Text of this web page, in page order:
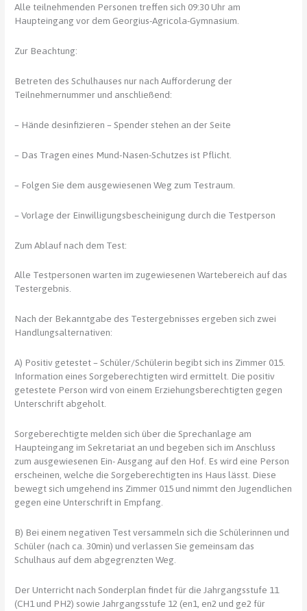
Alle teilnehmenden Personen treffen sich 09:30 Uhr am
Haupteingang vor dem Georgius-Agricola-Gymnasium.
Zur Beachtung:
Betreten des Schulhauses nur nach Aufforderung der
Teilnehmernummer und anschließend:
– Hände desinfizieren – Spender stehen an der Seite
– Das Tragen eines Mund-Nasen-Schutzes ist Pflicht.
– Folgen Sie dem ausgewiesenen Weg zum Testraum.
– Vorlage der Einwilligungsbescheinigung durch die Testperson
Zum Ablauf nach dem Test:
Alle Testpersonen warten im zugewiesenen Wartebereich auf das
Testergebnis.
Nach der Bekanntgabe des Testergebnisses ergeben sich zwei
Handlungsalternativen:
A) Positiv getestet – Schüler/Schülerin begibt sich ins Zimmer 015.
Information eines Sorgeberechtigten wird ermittelt. Die positiv
getestete Person wird von einem Erziehungsberechtigten gegen
Unterschrift abgeholt.
Sorgeberechtigte melden sich über die Sprechanlage am
Haupteingang im Sekretariat an und begeben sich im Anschluss
zum ausgewiesenen Ein- Ausgang auf den Hof. Es wird eine Person
erscheinen, welche die Sorgeberechtigten ins Haus lässt. Diese
bewegt sich umgehend ins Zimmer 015 und nimmt den Jugendlichen
gegen eine Unterschrift in Empfang.
B) Bei einem negativen Test versammeln sich die Schülerinnen und
Schüler (nach ca. 30min) und verlassen Sie gemeinsam das
Schulhaus auf dem abgegrenzten Weg.
Der Unterricht nach Sonderplan findet für die Jahrgangsstufe 11
(CH1 und PH2) sowie Jahrgangsstufe 12 (en1, en2 und ge2 für